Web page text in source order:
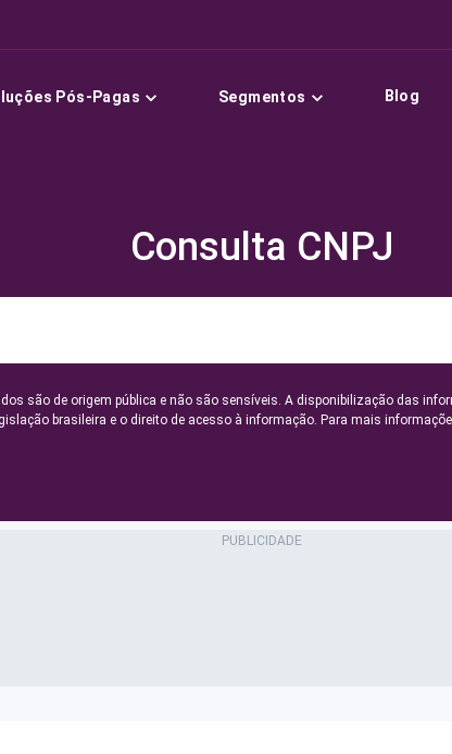
Pós-Pagas Segmentos Blog
Consulta CNPJ
são de origem pública e não são sensíveis. A disponibilização das
brasileira e o direito de acesso à informação. Para mais